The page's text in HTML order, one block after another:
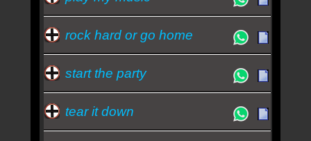
rock hard or go home
start the party
tear it down